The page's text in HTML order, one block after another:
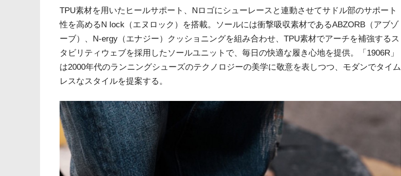
TPU素材を用いたヒールサポート、Nロゴにシューレースと連動させてサドル部のサポート
性を高めるN lock（エヌロック）を搭載。ソールには衝撃吸収素材であるABZORB（アブゾ
ーブ）、N-ergy（エナジー）クッショニングを組み合わせ、TPU素材でアーチを補強するス
タビリティウェブを採用したソールユニットで、毎日の快適な履き心地を提供。「1906R」
は2000年代のランニングシューズのテクノロジーの美学に敬意を表しつつ、モダンでタイム
レスなスタイルを提案する。